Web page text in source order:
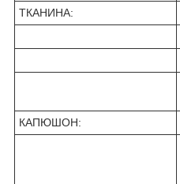
ТКАНИНА:
КАПЮШОН: